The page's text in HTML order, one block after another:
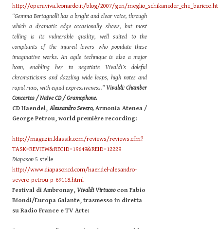
http://operaviva.leonardo.it/blog/2007/gen/
“Gemma Bertagnolli has a bright and clear voice, through
which a dramatic edge occasionally shows, but most
telling is its vulnerable quality, well suited to the
complaints of the injured lovers who populate these
imaginative works. An agile technique is also a major
boon, enabling her to negotiate Vivaldi’s doleful
chromaticisms and dazzling wide leaps, high notes and
rapid runs, with equal expressiveness.”Vivaldi: Chamber
Concertos / Naïve CD / Gramophone.
CD Haendel,Alessandro Severo, Armonia Atenea /
George Petrou, world première recording:
http://magazin.klassik.com/reviews/reviews.cfm?
TASK=REVIEW&RECID=19649&REID=12229
Diapason5 stelle
http://www.diapasoncd.com/haendel-alesandro-
severo-petrou-p-69118.html
Festival di Ambronay, Vivaldi Virtuosocon Fabio
Biondi/Europa Galante, trasmesso in diretta
su Radio France e TV Arte: